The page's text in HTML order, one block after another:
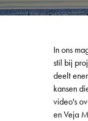
In ons
stil bij
deelt
kansen
video's
en Veja